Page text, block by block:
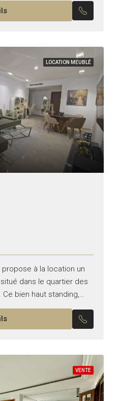
LOCATION MEUBLÉ
propose à la location un
dans le quartier des
Ce bien haut standing,
VENTE